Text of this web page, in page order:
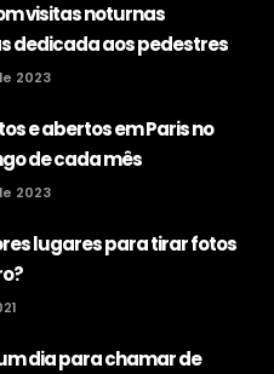
visitas noturnas
dedicada aos pedestres
2023
e abertos em Paris no
de cada mês
2023
lugares para tirar fotos
dia para chamar de